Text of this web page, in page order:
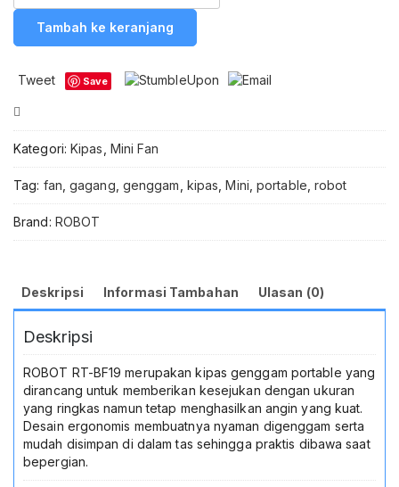
RT-
BF19
Kipas
Portable
Rechargeable
Mini
USB
C
6800RPM
Genggam
Angin
Kencang
Baterai
Isi
Ulang
untuk
Traveling
Kantor
Tambah ke keranjang
Tweet Save
Kategori: Kipas Mini Fan
Tag: fan ,gagang genggam kipas ,Mini ,portable ,robot
Brand: ROBOT
Deskripsi Informasi Tambahan Ulasan (0)
Deskripsi
ROBOT RT-BF19 merupakan kipas genggam portable yang
dirancang untuk memberikan kesejukan dengan ukuran
yang ringkas namun tetap menghasilkan angin yang kuat.
Desain ergonomis membuatnya nyaman digenggam serta
mudah disimpan di dalam tas sehingga praktis dibawa saat
bepergian.